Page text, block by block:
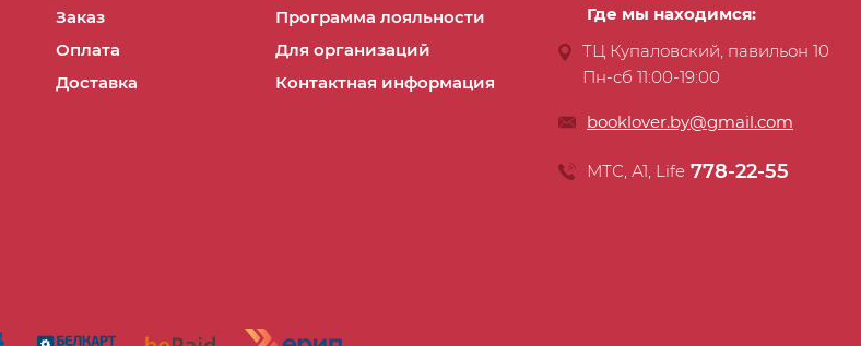
Заказ
Оплата
Доставка
Программа лояльности
Для организаций
Контактная информация
Где мы находимся:
ТЦ Купаловский, павильон 10
Пн-сб 11:00-19:00
booklover.by@gmail.com
МТС, А1, Life 778-22-55